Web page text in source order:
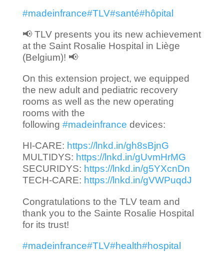
#madeinfrance#TLV#santé#hôpital
📢 TLV presents you its new achievement
at the Saint Rosalie Hospital in Liège
(Belgium)! 📢
On this extension project, we equipped
the new adult and pediatric recovery
rooms as well as the new operating
rooms with the
following #madeinfrance devices:
HI-CARE: https://lnkd.in/gh8sBjnG
MULTIDYS: https://lnkd.in/gUvmHrMG
SECURIDYS: https://lnkd.in/g5YXcnDn
TECH-CARE: https://lnkd.in/gVWPuqdJ
Congratulations to the TLV team and
thank you to the Sainte Rosalie Hospital
for its trust!
#madeinfrance#TLV#health#hospital